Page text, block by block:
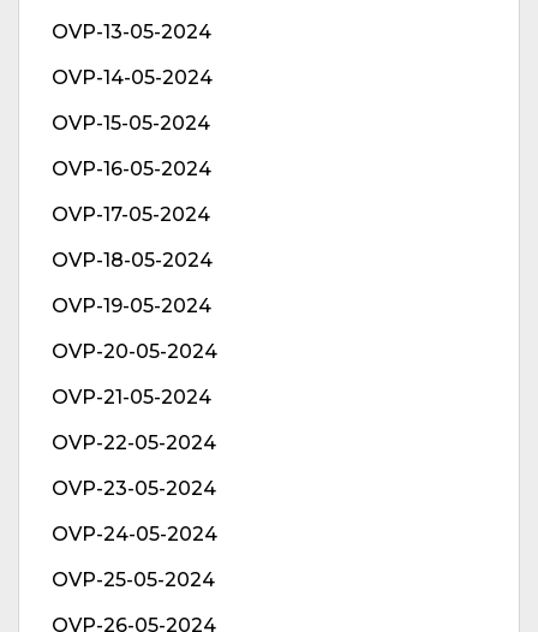
OVP-13-05-2024
OVP-14-05-2024
OVP-15-05-2024
OVP-16-05-2024
OVP-17-05-2024
OVP-18-05-2024
OVP-19-05-2024
OVP-20-05-2024
OVP-21-05-2024
OVP-22-05-2024
OVP-23-05-2024
OVP-24-05-2024
OVP-25-05-2024
OVP-26-05-2024